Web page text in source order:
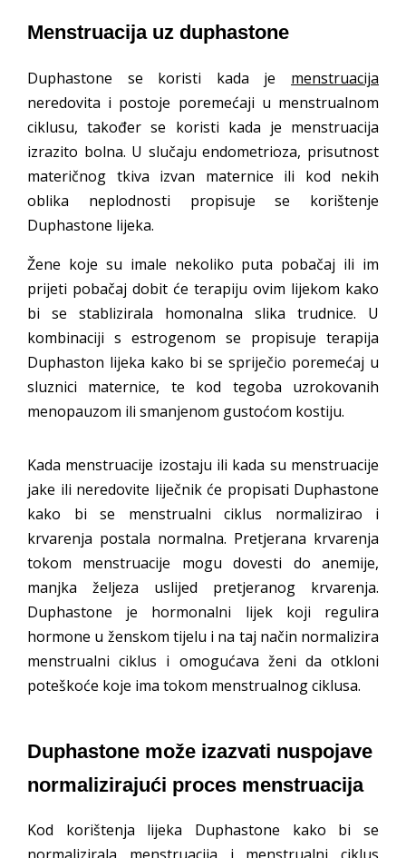
Menstruacija uz duphastone
Duphastone se koristi kada je menstruacija
neredovita i postoje poremećaji u menstrualnom
ciklusu, također se koristi kada je menstruacija
izrazito bolna. U slučaju endometrioza, prisutnost
materičnog tkiva izvan maternice ili kod nekih
oblika neplodnosti propisuje se korištenje
Duphastone lijeka.
Žene koje su imale nekoliko puta pobačaj ili im
prijeti pobačaj dobit će terapiju ovim lijekom kako
bi se stablizirala homonalna slika trudnice. U
kombinaciji s estrogenom se propisuje terapija
Duphaston lijeka kako bi se spriječio poremećaj u
sluznici maternice, te kod tegoba uzrokovanih
menopauzom ili smanjenom gustoćom kostiju.
Kada menstruacije izostaju ili kada su menstruacije
jake ili neredovite liječnik će propisati Duphastone
kako bi se menstrualni ciklus normalizirao i
krvarenja postala normalna. Pretjerana krvarenja
tokom menstruacije mogu dovesti do anemije,
manjka željeza uslijed pretjeranog krvarenja.
Duphastone je hormonalni lijek koji regulira
hormone u ženskom tijelu i na taj način normalizira
menstrualni ciklus i omogućava ženi da otkloni
poteškoće koje ima tokom menstrualnog ciklusa.
Duphastone može izazvati nuspojave
normalizirajući proces menstruacija
Kod korištenja lijeka Duphastone kako bi se